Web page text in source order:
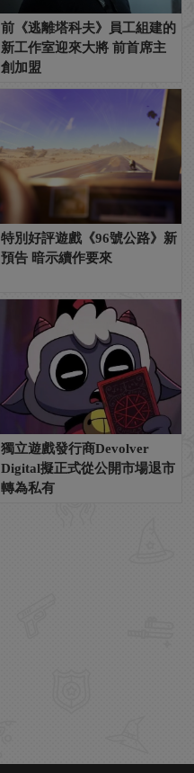
前《逃離塔科夫》員工組建的
新工作室迎來大將 前首席主
創加盟
特別好評遊戲《96號公路》新
預告 暗示續作要來
獨立遊戲發行商Devolver
Digital擬正式從公開市場退市
轉為私有